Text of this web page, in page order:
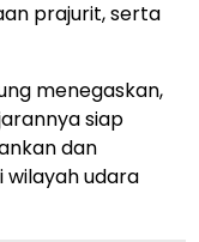
prajurit, serta
menegaskan,
siap
dan
wilayah udara